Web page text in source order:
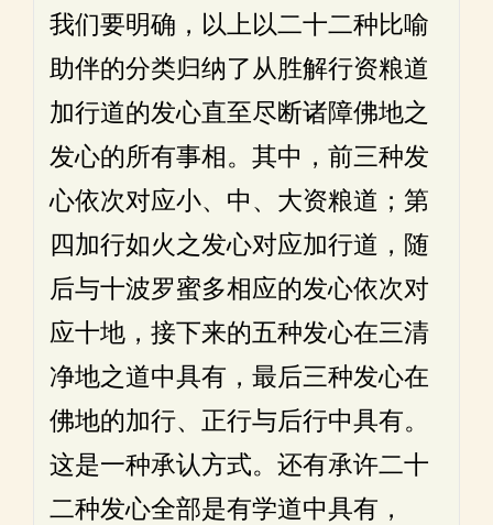
我们要明确，以上以二十二种比喻
助伴的分类归纳了从胜解行资粮道
加行道的发心直至尽断诸障佛地之
发心的所有事相。其中，前三种发
心依次对应小、中、大资粮道；第
四加行如火之发心对应加行道，随
后与十波罗蜜多相应的发心依次对
应十地，接下来的五种发心在三清
净地之道中具有，最后三种发心在
佛地的加行、正行与后行中具有。
这是一种承认方式。还有承许二十
二种发心全部是有学道中具有，